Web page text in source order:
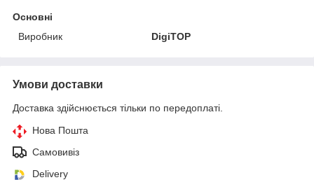
Основні
Виробник
DigiTOP
Умови доставки
Доставка здійснюється тільки по передоплаті.
Нова Пошта
Самовивіз
Delivery